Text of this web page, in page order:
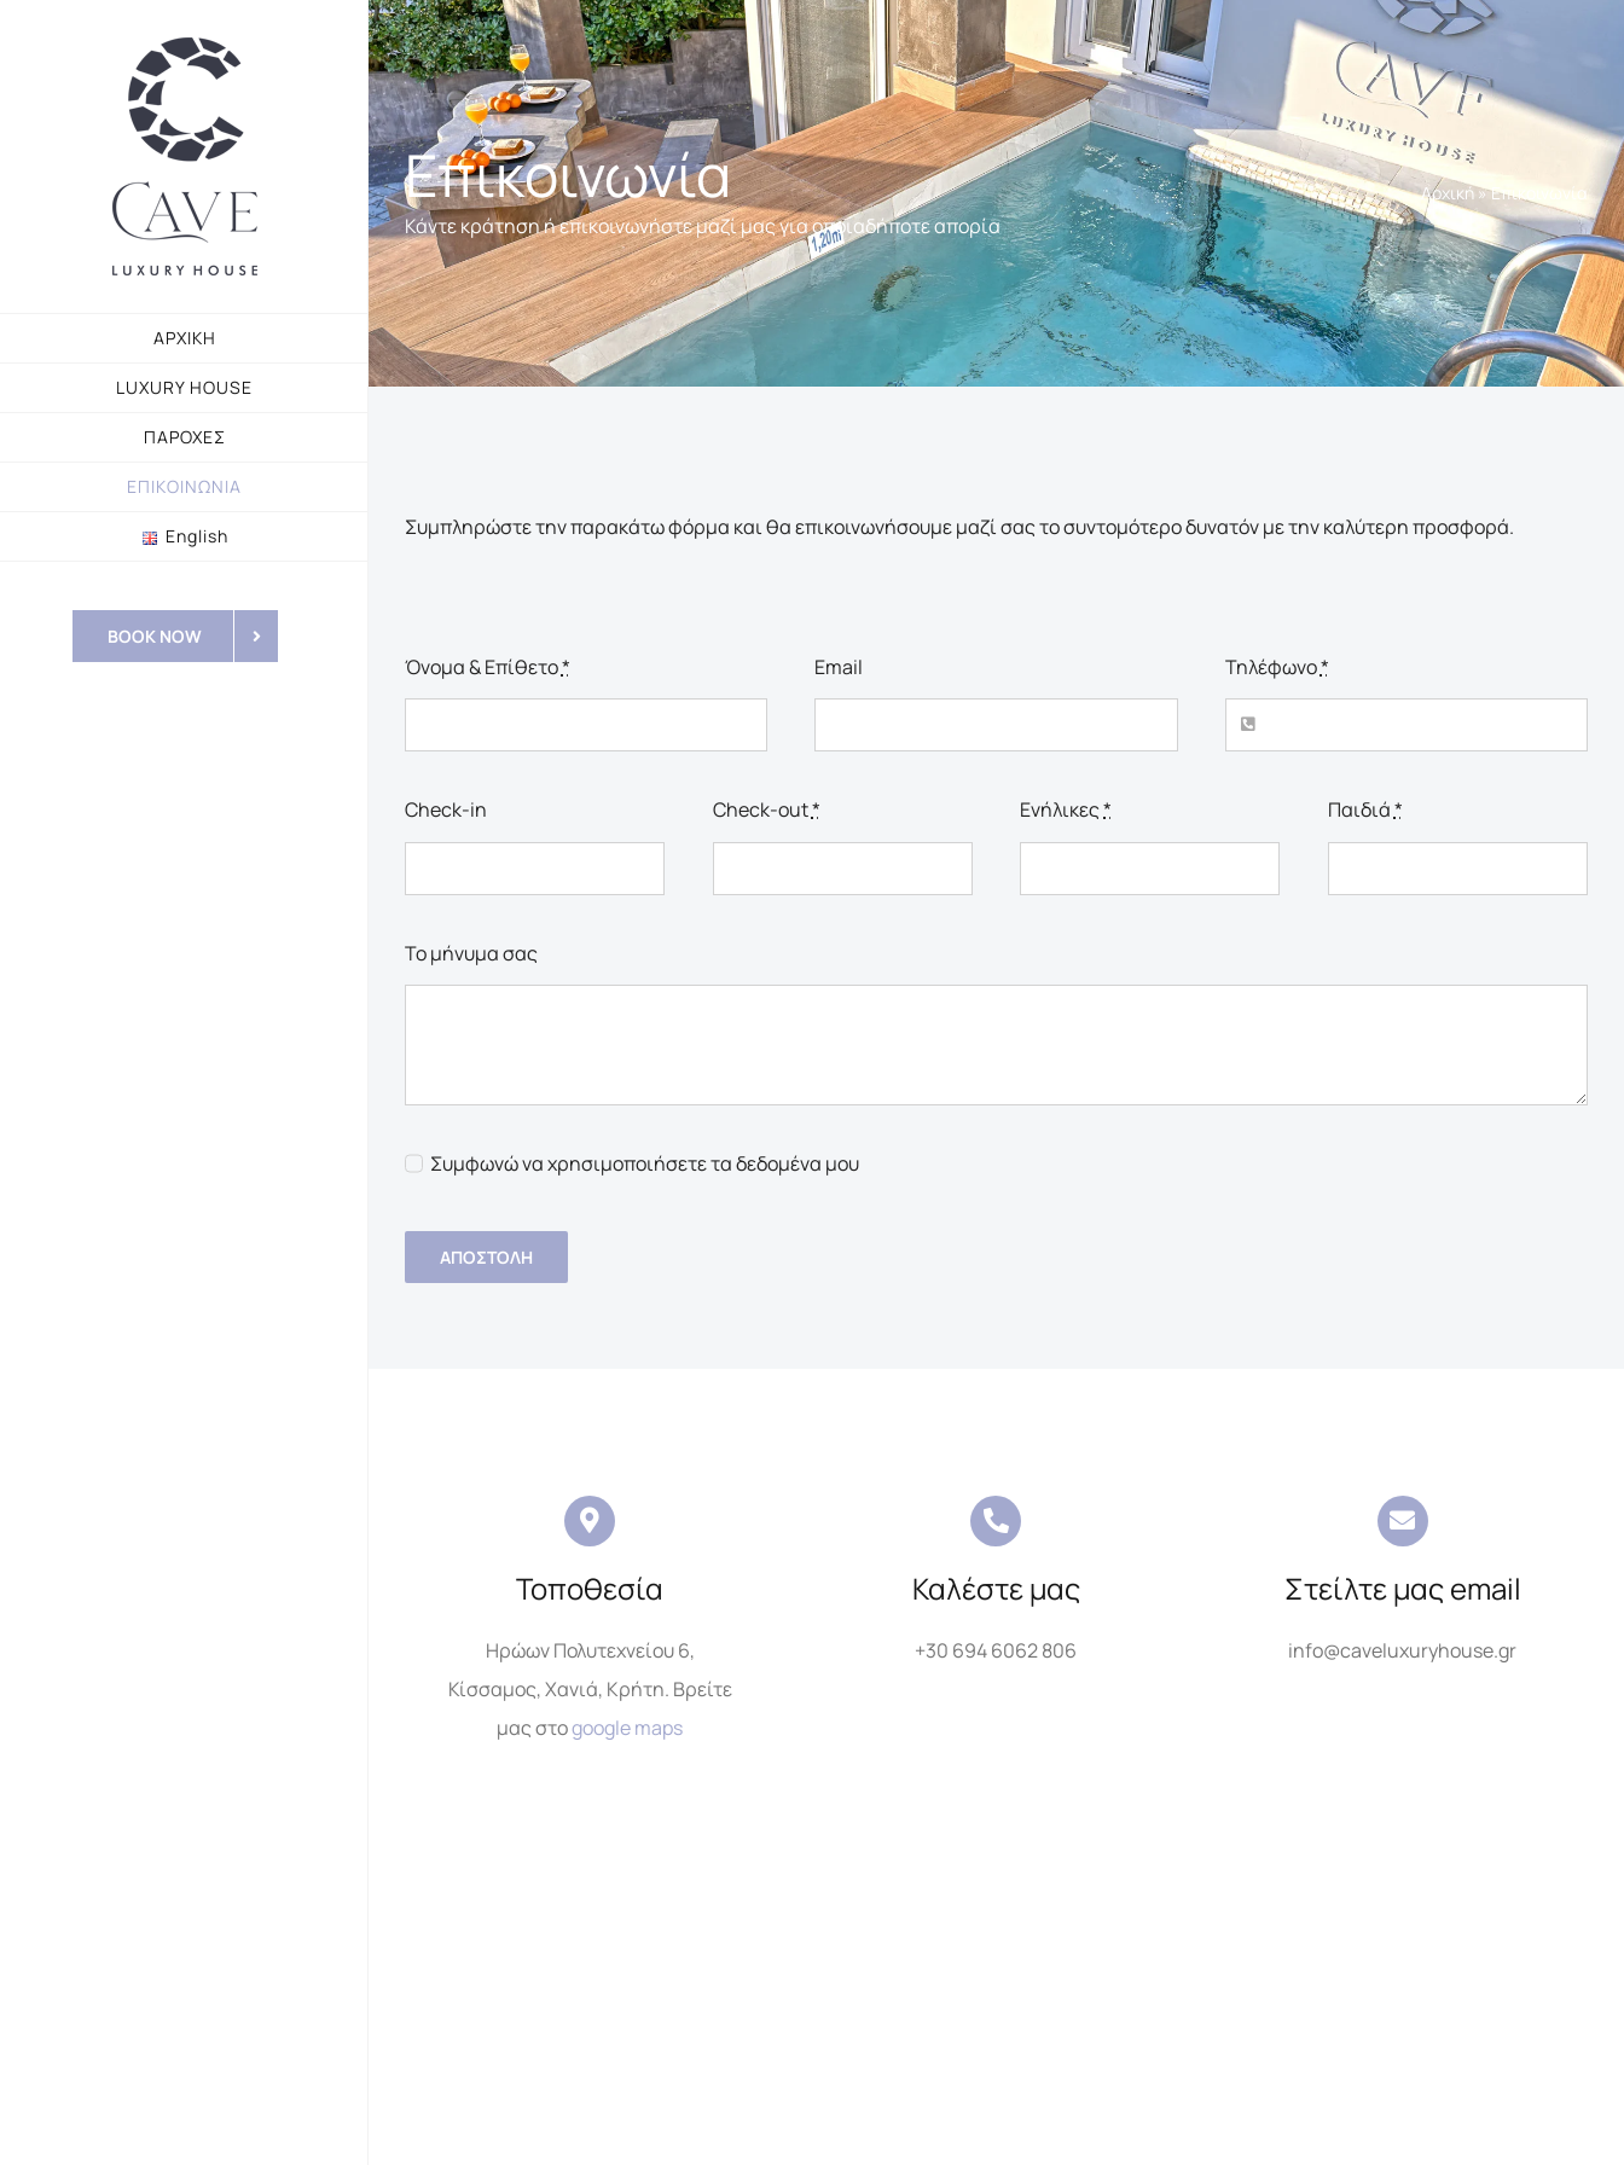
ΑΡΧΙΚΗ
LUXURY HOUSE
ΠΑΡΟΧΕΣ
ΕΠΙΚΟΙΝΩΝΙΑ
English
BOOK NOW
Επικοινωνία
Κάντε κράτηση ή επικοινωνήστε μαζί μας για οποιαδήποτε απορία
Αρχική»Επικοινωνία
Συμπληρώστε την παρακάτω φόρμα και θα επικοινωνήσουμε μαζί σας το συντομότερο δυνατόν με την καλύτερη προσφορά.
Όνομα & Επίθετο* Email Τηλέφωνο*
Check-in Check-out* Ενήλικες* Παιδιά*
Το μήνυμα σας
Συμφωνώ να χρησιμοποιήσετε τα δεδομένα μου
ΑΠΟΣΤΟΛΉ
Τοποθεσία
Ηρώων Πολυτεχνείου 6,
Κίσσαμος, Χανιά, Κρήτη. Βρείτε
μας στοgoogle maps
Καλέστε μας
+30 694 6062 806
Στείλτε μας email
info@caveluxuryhouse.gr